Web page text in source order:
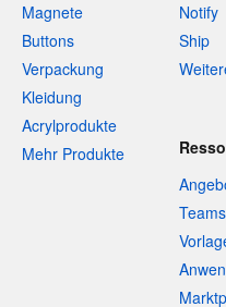
Magnete
Buttons
Verpackung
Kleidung
Acrylprodukte
Mehr Produkte
Notify
Ship
Teams